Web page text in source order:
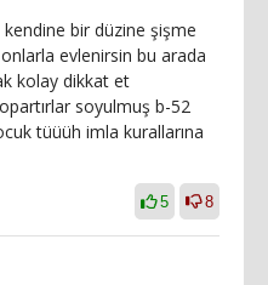
bir düzine şişme
evlenirsin bu arada
kolay dikkat et
soyulmuş b-52
tüüüh imla kurallarına
5 8